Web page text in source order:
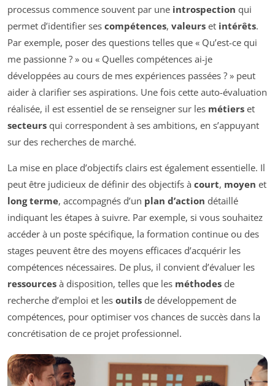
processus commence souvent par une introspection qui
permet d’identifier ses compétences, valeurs et intérêts.
Par exemple, poser des questions telles que « Qu’est-ce qui
me passionne ? » ou « Quelles compétences ai-je
développées au cours de mes expériences passées ? » peut
aider à clarifier ses aspirations. Une fois cette auto-évaluation
réalisée, il est essentiel de se renseigner sur les métiers et
secteurs qui correspondent à ses ambitions, en s’appuyant
sur des recherches de marché.
La mise en place d’objectifs clairs est également essentielle. Il
peut être judicieux de définir des objectifs à court, moyen et
long terme, accompagnés d’un plan d’action détaillé
indiquant les étapes à suivre. Par exemple, si vous souhaitez
accéder à un poste spécifique, la formation continue ou des
stages peuvent être des moyens efficaces d’acquérir les
compétences nécessaires. De plus, il convient d’évaluer les
ressources à disposition, telles que les méthodes de
recherche d’emploi et les outils de développement de
compétences, pour optimiser vos chances de succès dans la
concrétisation de ce projet professionnel.